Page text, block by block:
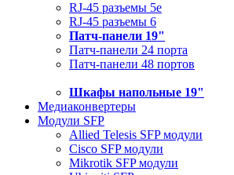
RJ-45 разъемы 5e
RJ-45 разъемы 6
Патч-панели 19"
Патч-панели 24 порта
Патч-панели 48 портов
Шкафы напольные 19"
Медиаконвертеры
Модули SFP
Allied Telesis SFP модули
Cisco SFP модули
Mikrotik SFP модули